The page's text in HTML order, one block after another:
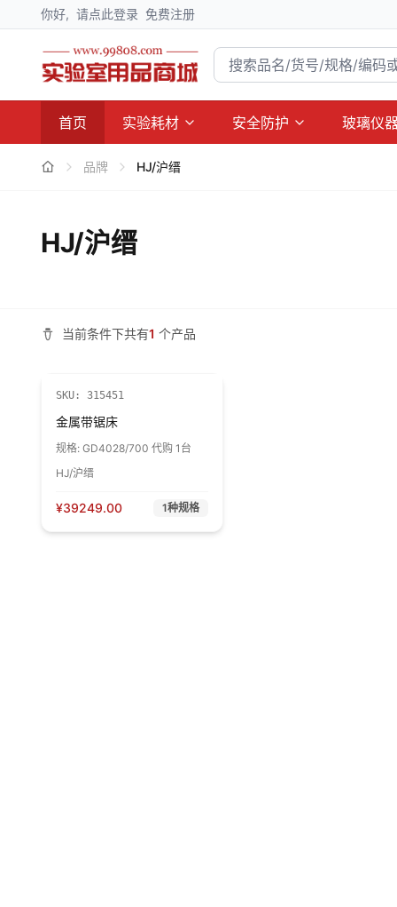
你好, 请点此登录 免费注册
首页 实验耗材 安全防护 玻璃仪
品牌 HJ/沪缙
HJ/沪缙
当前条件下共有1 个产品
SKU: 315451
金属带锯床
规格: GD4028/700 代购 1台
HJ/沪缙
¥39249.00 1种规格